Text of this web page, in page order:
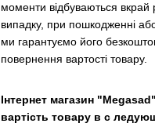
моменти відбуваються вкрай
випадку, при пошкодженні
ми гарантуємо його
повернення вартості товару.
Інтернет магазин
вартість товару в с